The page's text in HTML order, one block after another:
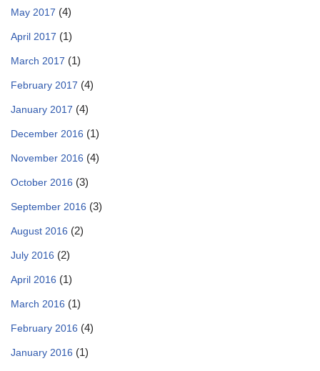
May 2017 (4)
April 2017 (1)
March 2017 (1)
February 2017 (4)
January 2017 (4)
December 2016 (1)
November 2016 (4)
October 2016 (3)
September 2016 (3)
August 2016 (2)
July 2016 (2)
April 2016 (1)
March 2016 (1)
February 2016 (4)
January 2016 (1)